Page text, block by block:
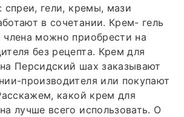
спреи, гели, кремы, мази
в сочетании. Крем- гель
члена можно приобрести на
без рецепта. Крем для
Персидский шах заказывают
производителя или покупают
какой крем для
лучше всего использовать. О